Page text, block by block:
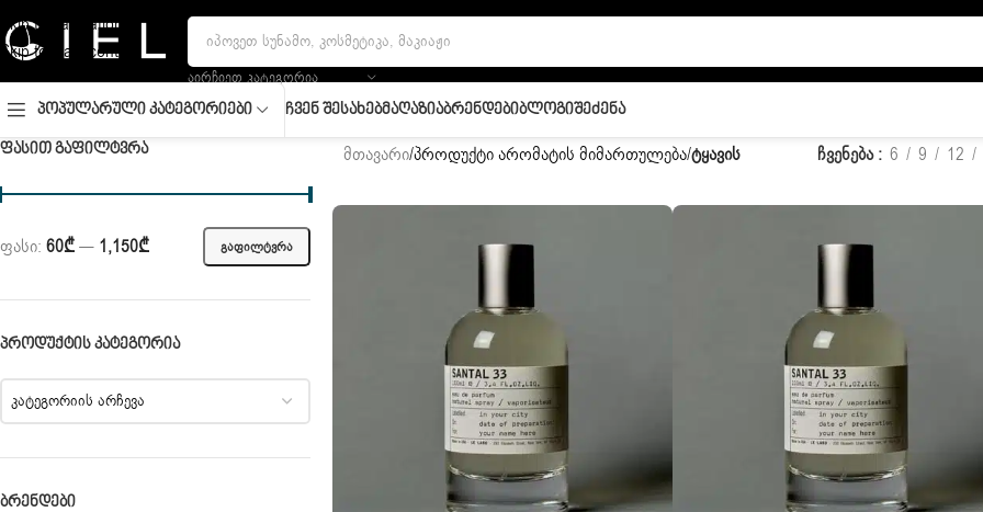
Skip to navigation
Skip to main content
ᲐᲘᲠᲩᲘᲔᲗ ᲙᲐᲢᲔᲒᲝᲠᲘᲐ
Პოპულარული Კატეგორიები Ჩვენ ᲨესახებᲛაღაზიაᲑრენდებიᲑლოგიᲨეძენა
ᲤᲐᲡᲘᲗ ᲒᲐᲤᲘᲚᲢᲕᲠᲐ
ᲒᲐᲤᲘᲚᲢᲕᲠᲐ
ფასი: 60₾— 1,150₾
ᲞᲠᲝᲓᲣᲥᲢᲘᲡ ᲙᲐᲢᲔᲒᲝᲠᲘᲐ
კატეგორიის არჩევა
ᲑᲠᲔᲜᲓᲔᲑᲘ
მთავარი/პროდუქტი არომატის მიმართულება/ტყავის ჩვენება 6 9 12